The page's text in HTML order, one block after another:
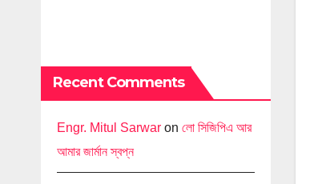
Recent Comments
Engr. Mitul Sarwar on লো সিজিপিএ আর
আমার জার্মান স্বপ্ন